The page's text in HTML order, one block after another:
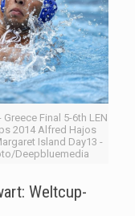
Final 5-6th LEN
2014 Alfred Hajos
Island Day13 -
Deepbluemedia
Weltcup-